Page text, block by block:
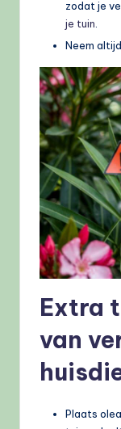
zodat je
je tuin
Neem
Extra
van
Plaats